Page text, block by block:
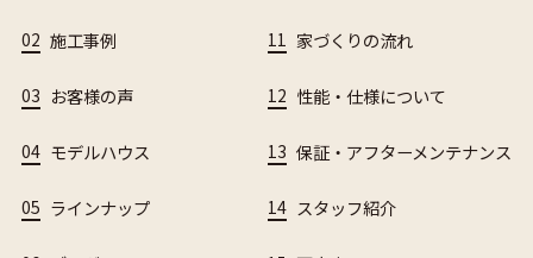
02 施工事例
03 お客様の声
04 モデルハウス
05 ラインナップ
11 家づくりの流れ
12 性能・仕様について
13 保証・アフターメンテナンス
14 スタッフ紹介